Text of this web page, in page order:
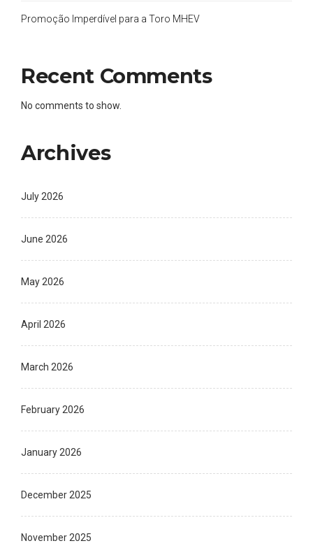
Promoção Imperdível para a Toro MHEV
Recent Comments
No comments to show.
Archives
July 2026
June 2026
May 2026
April 2026
March 2026
February 2026
January 2026
December 2025
November 2025